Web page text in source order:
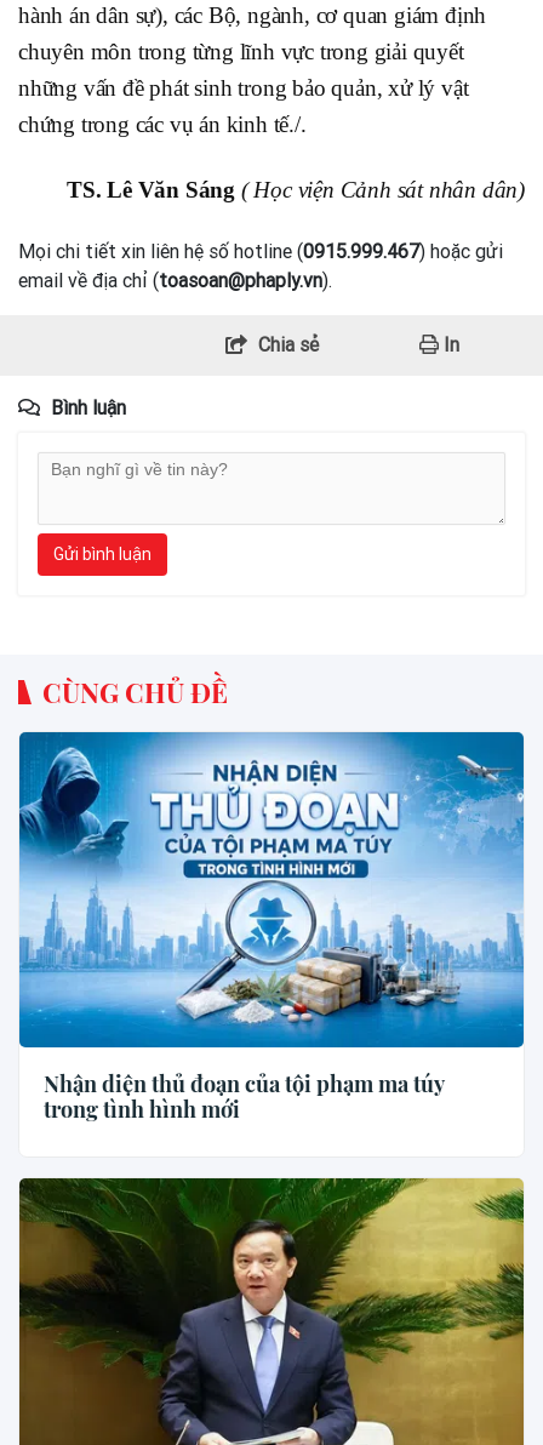
hành án dân sự), các Bộ, ngành, cơ quan giám định
chuyên môn trong từng lĩnh vực trong giải quyết
những vấn đề phát sinh trong bảo quản, xử lý vật
chứng trong các vụ án kinh tế./.
TS. Lê Văn Sáng ( Học viện Cảnh sát nhân dân)
Mọi chi tiết xin liên hệ số hotline (0915.999.467) hoặc gửi
email về địa chỉ (toasoan@phaply.vn).
Chia sẻ In
Bình luận
Gửi bình luận
CÙNG CHỦ ĐỀ
Nhận diện thủ đoạn của tội phạm ma túy
trong tình hình mới